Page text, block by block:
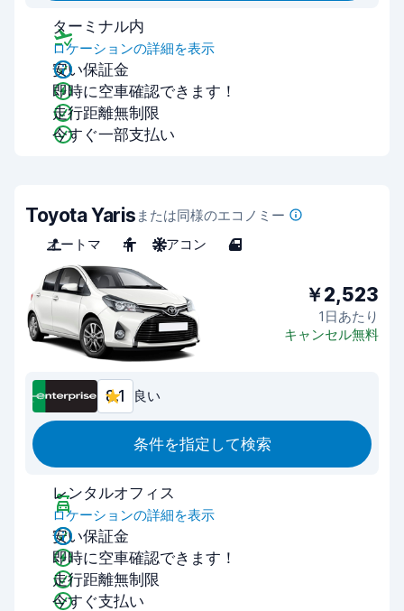
ターミナル内
ロケーションの詳細を表示
安い保証金
即時に空車確認できます！
走行距離無制限
今すぐ一部支払い
Toyota Yaris または同様のエコノミー
オートマ
4 エアコン 4
￥2,523
1日あたり
キャンセル無料
8.1 良い
条件を指定して検索
レンタルオフィス
ロケーションの詳細を表示
安い保証金
即時に空車確認できます！
走行距離無制限
今すぐ支払い